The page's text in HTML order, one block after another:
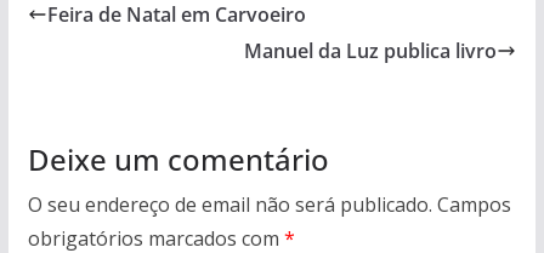
Feira de Natal em Carvoeiro
Manuel da Luz publica livro
Deixe um comentário
O seu endereço de email não será publicado. Campos
obrigatórios marcados com *